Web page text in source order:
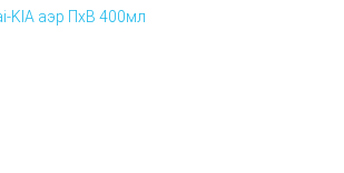
KIA аэр ПхВ 400мл